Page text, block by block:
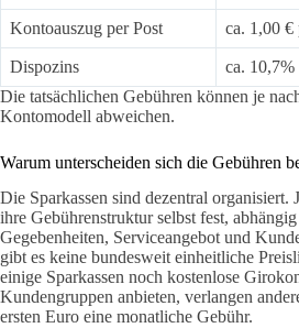
Kontoauszug per Post ca. 1,00 €
Dispozins
ca. 10,7%
Die tatsächlichen Gebühren können je
Kontomodell abweichen.
Warum unterscheiden sich die Gebühren
Die Sparkassen sind dezentral organisiert.
ihre Gebührenstruktur selbst fest,
Gegebenheiten, Serviceangebot und
gibt es keine bundesweit einheitliche
einige Sparkassen noch kostenlose
Kundengruppen anbieten, verlangen
ersten Euro eine monatliche Gebühr.